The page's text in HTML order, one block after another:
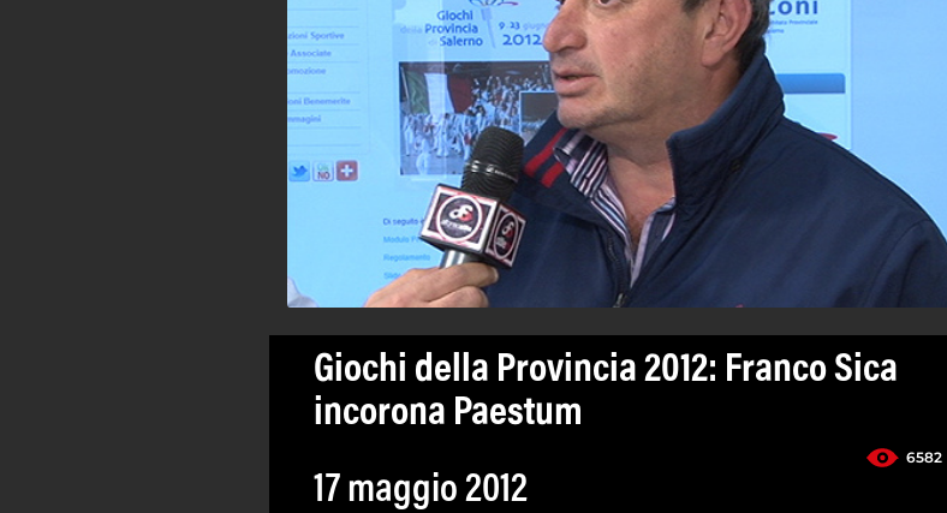
Giochi della Provincia 2012: Franco Sica
incorona Paestum
6582
17 maggio 2012